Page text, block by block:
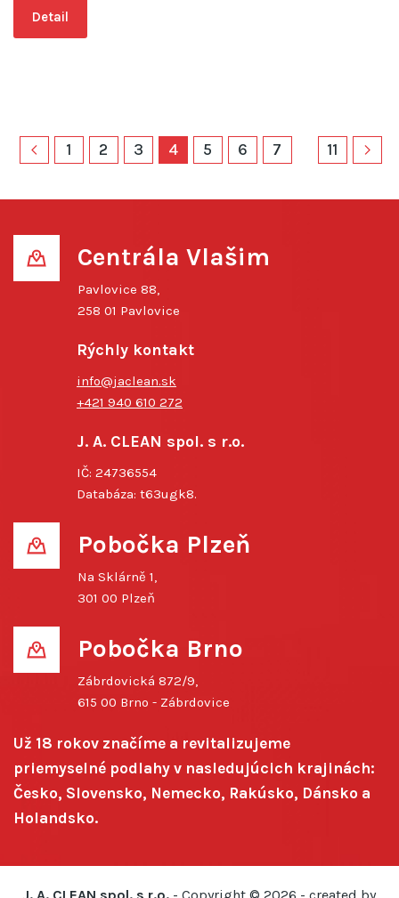
Detail
1 2 3 4 5 6 7 11
Centrála Vlašim
Pavlovice 88,
258 01 Pavlovice
Rýchly kontakt
info@jaclean.sk
+421 940 610 272
J. A. CLEAN spol. s r.o.
IČ: 24736554
Databáza: t63ugk8.
Pobočka Plzeň
Na Sklárně 1,
301 00 Plzeň
Pobočka Brno
Zábrdovická 872/9,
615 00 Brno - Zábrdovice
Už 18 rokov značíme a revitalizujeme
priemyselné podlahy v nasledujúcich krajinách:
Česko, Slovensko, Nemecko, Rakúsko, Dánsko a
Holandsko.